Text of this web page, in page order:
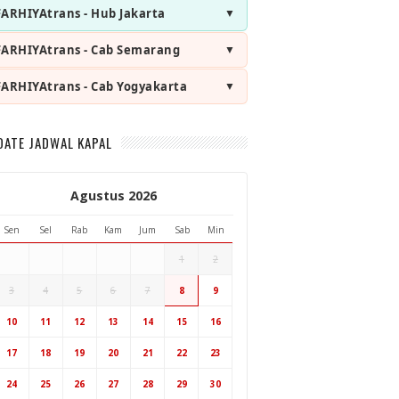
- Hub Jakarta
- Cab Semarang
- Cab Yogyakarta
Cab Yogyakarta
JADWAL KAPAL
Agustus 2026
Sen Sel Rab Kam Jum Sab Min
1 2
3 4 5 6 7 8 9
10 11 12 13 14 15 16
17 18 19 20 21 22 23
24 25 26 27 28 29 30